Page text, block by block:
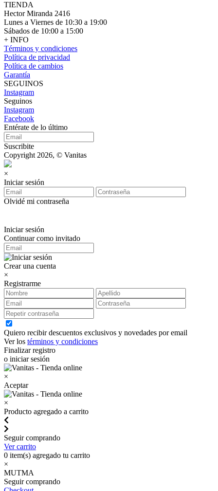
TIENDA
Hector Miranda 2416
Lunes a Viernes de 10:30 a 19:00
Sábados de 10:00 a 15:00
+ INFO
Términos y condiciones
Política de privacidad
Política de cambios
Garantía
SEGUINOS
Instagram
Seguinos
Instagram
Facebook
Entérate de lo último
Suscribite
Copyright 2026, © Vanitas
×
Iniciar sesión
Olvidé mi contraseña
Iniciar sesión
Continuar como invitado
Crear una cuenta
×
Registrarme
Quiero recibir descuentos exclusivos y novedades por email
Ver los términos y condiciones
Finalizar registro
o iniciar sesión
×
Aceptar
×
Producto agregado a carrito
Seguir comprando
Ver carrito
0 item(s) agregado tu carrito
×
MUTMA
Seguir comprando